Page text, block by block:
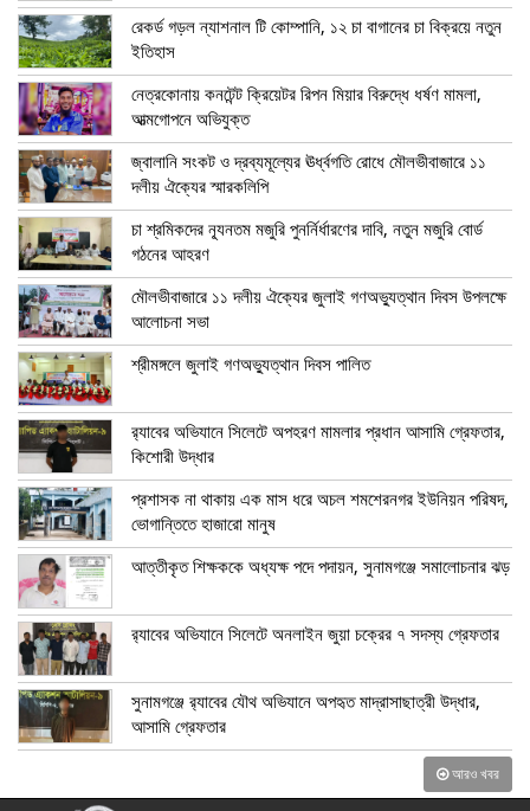
রেকর্ড গড়ল ন্যাশনাল টি কোম্পানি, ১২ চা বাগানের চা বিক্রয়ে নতুন
ইতিহাস
নেত্রকোনায় কনটেন্ট ক্রিয়েটর রিপন মিয়ার বিরুদ্ধে ধর্ষণ মামলা,
আত্মগোপনে অভিযুক্ত
জ্বালানি সংকট ও দ্রব্যমূল্যের ঊর্ধ্বগতি রোধে মৌলভীবাজারে ১১
দলীয় ঐক্যের স্মারকলিপি
চা শ্রমিকদের ন্যূনতম মজুরি পুনর্নির্ধারণের দাবি, নতুন মজুরি বোর্ড
গঠনের আহরণ
মৌলভীবাজারে ১১ দলীয় ঐক্যের জুলাই গণঅভ্যুত্থান দিবস উপলক্ষে
আলোচনা সভা
শ্রীমঙ্গলে জুলাই গণঅভ্যুত্থান দিবস পালিত
র‍্যাবের অভিযানে সিলেটে অপহরণ মামলার প্রধান আসামি গ্রেফতার,
কিশোরী উদ্ধার
প্রশাসক না থাকায় এক মাস ধরে অচল শমশেরনগর ইউনিয়ন পরিষদ,
ভোগান্তিতে হাজারো মানুষ
আত্তীকৃত শিক্ষককে অধ্যক্ষ পদে পদায়ন, সুনামগঞ্জে সমালোচনার ঝড়
র‍্যাবের অভিযানে সিলেটে অনলাইন জুয়া চক্রের ৭ সদস্য গ্রেফতার
সুনামগঞ্জে র‍্যাবের যৌথ অভিযানে অপহৃত মাদ্রাসাছাত্রী উদ্ধার,
আসামি গ্রেফতার
আরও খবর